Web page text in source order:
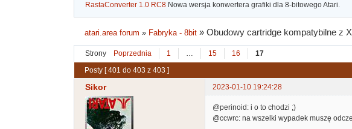
RastaConverter 1.0 RC8 Nowa wersja konwertera grafiki dla 8-bitowego Atari.
atari.area forum » Fabryka - 8bit »Obudowy cartridge kompatybilne z
Strony Poprzednia 1 … 15 16 17
Posty [ 401 do 403 z 403 ]
Sikor 2023-01-10 19:24:28
@perinoid: i o to chodzi ;)
@ccwrc: na wszelki wypadek muszę